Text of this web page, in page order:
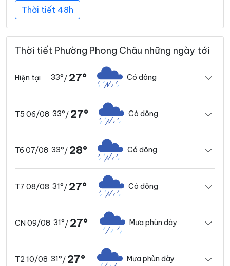
Thời tiết 48h
Thời tiết Phường Phong Châu những ngày tới
Hiện tại 33°/ 27° Có dông
T5 06/08 33°/ 27° Có dông
T6 07/08 33°/ 28° Có dông
T7 08/08 31°/ 27° Có dông
CN 09/08 31°/ 27° Mưa phùn dày
T2 10/08 31°/ 27° Mưa phùn dày